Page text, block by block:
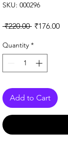
SKU: 000296
₹220.00 Regular
₹176.00
Quantity *
Add to Cart